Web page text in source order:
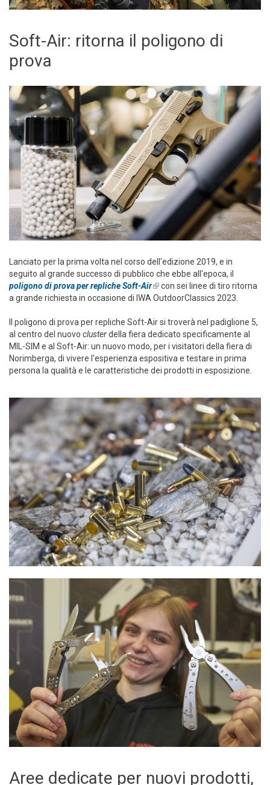
Soft-Air: ritorna il poligono di
prova
Lanciato per la prima volta nel corso dell'edizione 2019, e in
seguito al grande successo di pubblico che ebbe all'epoca, il
poligono di prova per repliche Soft-Air(link is external)
con sei linee di tiro ritorna
a grande richiesta in occasione di IWA OutdoorClassics 2023.
Il poligono di prova per repliche Soft-Air si troverà nel padiglione 5,
al centro del nuovo clusterdella fiera dedicato specificamente al
MIL-SIM e al Soft-Air: un nuovo modo, per i visitatori della fiera di
Norimberga, di vivere l'esperienza espositiva e testare in prima
persona la qualità e le caratteristiche dei prodotti in esposizione.
Aree dedicate per nuovi prodotti,